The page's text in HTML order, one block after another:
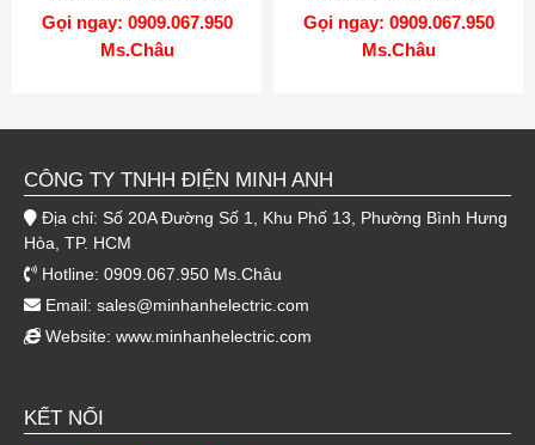
Gọi ngay: 0909.067.950
Ms.Châu
Gọi ngay: 0909.067.950
Ms.Châu
CÔNG TY TNHH ĐIỆN MINH ANH
Địa chỉ: Số 20A Đường Số 1, Khu Phố 13, Phường Bình Hưng
Hòa, TP. HCM
Hotline: 0909.067.950 Ms.Châu
Email: sales@minhanhelectric.com
Website: www.minhanhelectric.com
KẾT NỐI